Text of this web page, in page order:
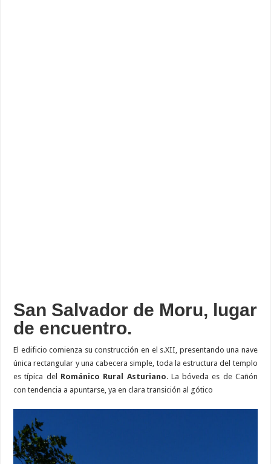
San Salvador de Moru, lugar
de encuentro.
El edificio comienza su construcción en el s.XII, presentando una nave
única rectangular y una cabecera simple, toda la estructura del templo
es típica del Románico Rural Asturiano. La bóveda es de Cañón
con tendencia a apuntarse, ya en clara transición al gótico